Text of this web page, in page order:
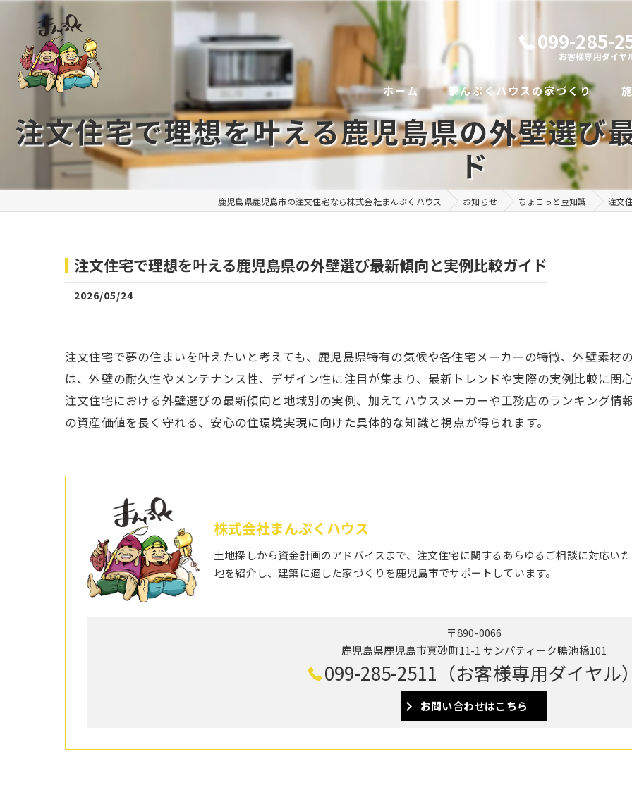
099-285-
お客様専用ダイヤ
ホーム まんぷくハウスの家づくり
代表あいさつ
まんぷくハウスの想い
社員紹介
注文住宅で理想を叶える鹿児島県の外壁選び
ド
鹿児島県鹿児島市の注文住宅なら株式会社まんぷくハウス お知らせ ちょこっと豆知識 注文
注文住宅で理想を叶える鹿児島県の外壁選び最新傾向と実例比較ガイド
2026/05/24
注文住宅で夢の住まいを叶えたいと考えても、鹿児島県特有の気候や各住宅メーカーの特徴、外壁素材
は、外壁の耐久性やメンテナンス性、デザイン性に注目が集まり、最新トレンドや実際の実例比較に関
注文住宅における外壁選びの最新傾向と地域別の実例、加えてハウスメーカーや工務店のランキング情
の資産価値を長く守れる、安心の住環境実現に向けた具体的な知識と視点が得られます。
株式会社まんぷくハウス
土地探しから資金計画のアドバイスまで、注文住宅に関するあらゆるご相談に対応い
地を紹介し、建築に適した家づくりを鹿児島市でサポートしています。
〒890-0066
鹿児島県鹿児島市真砂町11-1 サンパティーク鴨池橋101
099-285-2511（お客様専用ダイヤル
お問い合わせはこちら